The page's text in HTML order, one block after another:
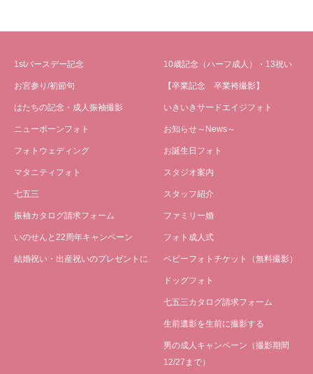
1stバースデー記念
お宮参り/初節句
はたちの記念・成人振袖撮影
ニューボーンフォト
フォトウェディング
マタニティフォト
七五三
振袖カタログ請求フォーム
いのせんと22周年キャンペーン
結婚祝い・出産祝いのプレゼントに
10歳記念（ハーフ成人）・13祝い
【卒業記念 卒業袴撮影】
いきいきサードエイジフォト
お知らせ～News～
お誕生日フォト
スタジオ案内
スタッフ紹介
ファミリー婚
フォト成人式
ベビーフォトチケット（無料撮影）
ドッグフォト
七五三カタログ請求フォーム
生前遺影を生前に撮影する
男の成人キャンペーン（撮影期間
12/27まで）